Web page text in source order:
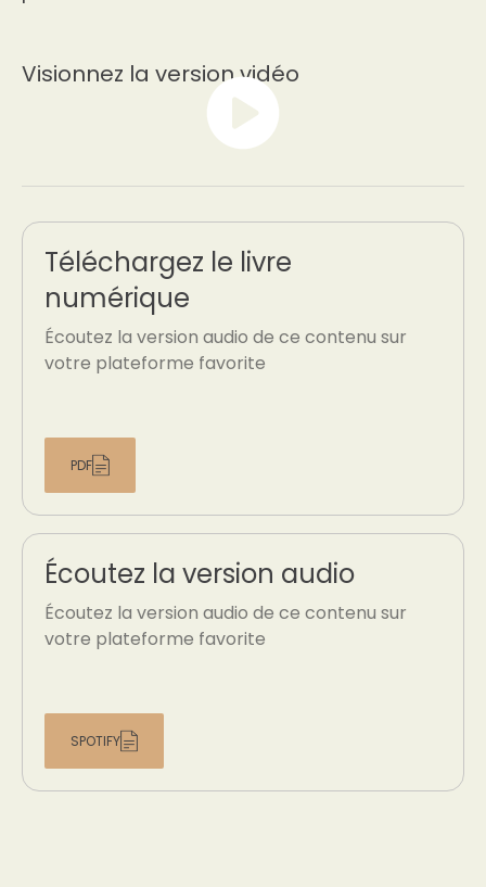
Visionnez la version vidéo
Téléchargez le livre
numérique
Écoutez la version audio de ce contenu sur
votre plateforme favorite
PDF
Écoutez la version audio
Écoutez la version audio de ce contenu sur
votre plateforme favorite
SPOTIFY